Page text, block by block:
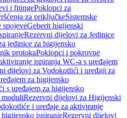
i fitingePoklopci za
za priključkeSistemske
spojeveGeberit higijenski
Rezervni dijelovi za Jedinice
jedinice za higijensko
protokaPoklopci i pokrovne
ispiranja WC-a s uređajem
dijelovi za Vodokotlići i uređaji za
za higijensko
s uređajem za higijensko
Rezervni dijelovi za Higijenski
i uređaje za aktiviranje
ispiranjeRezervni dijelovi